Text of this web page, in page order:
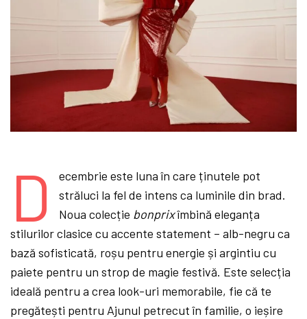
D
ecembrie este luna în care ținutele pot
străluci la fel de intens ca luminile din brad.
Noua colecție bonprixîmbină eleganța
stilurilor clasice cu accente statement – alb-negru ca
bază sofisticată, roșu pentru energie și argintiu cu
paiete pentru un strop de magie festivă. Este selecția
ideală pentru a crea look-uri memorabile, fie că te
pregătești pentru Ajunul petrecut în familie, o ieșire